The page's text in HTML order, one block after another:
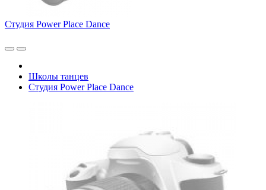
Студия Power Place Dance
Школы танцев
Студия Power Place Dance